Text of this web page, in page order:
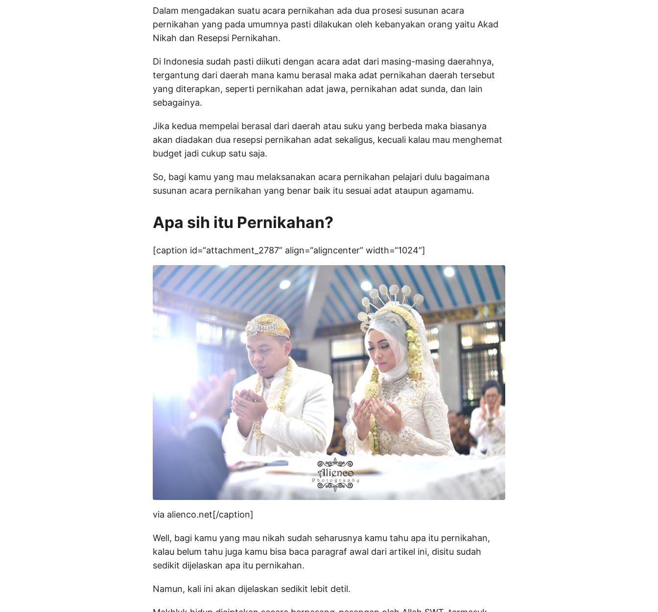
Dalam mengadakan suatu acara pernikahan ada dua prosesi susunan acara
pernikahan yang pada umumnya pasti dilakukan oleh kebanyakan orang yaitu Akad
Nikah dan Resepsi Pernikahan.
Di Indonesia sudah pasti diikuti dengan acara adat dari masing-masing daerahnya,
tergantung dari daerah mana kamu berasal maka adat pernikahan daerah tersebut
yang diterapkan, seperti pernikahan adat jawa, pernikahan adat sunda, dan lain
sebagainya.
Jika kedua mempelai berasal dari daerah atau suku yang berbeda maka biasanya
akan diadakan dua resepsi pernikahan adat sekaligus, kecuali kalau mau menghemat
budget jadi cukup satu saja.
So, bagi kamu yang mau melaksanakan acara pernikahan pelajari dulu bagaimana
susunan acara pernikahan yang benar baik itu sesuai adat ataupun agamamu.
Apa sih itu Pernikahan?
[caption id=“attachment_2787” align=“aligncenter” width=“1024”]
via alienco.net[/caption]
Well, bagi kamu yang mau nikah sudah seharusnya kamu tahu apa itu pernikahan,
kalau belum tahu juga kamu bisa baca paragraf awal dari artikel ini, disitu sudah
sedikit dijelaskan apa itu pernikahan.
Namun, kali ini akan dijelaskan sedikit lebit detil.